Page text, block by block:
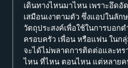
เดินทางไหนมาไหน เพราะอึด
เสมือนเงาตามตัว ซึ่งแอปในลั
วัตถุประสงค์เพื่อใช้ในการบอก
ครอบครัว เพื่อน หรือแฟน ในก
จะได้ไม่พลาดการติดต่อและท
ไหน ที่ไหน ตอนไหน แต่หลายค